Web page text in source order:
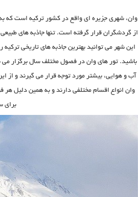
وان، شهری جزیره ای واقع در کشور ترکیه است که
از گردشگران قرار گرفته است. تنها جاذبه های
این شهر می توانید بهترین جاذبه های تاریخی
باشید. تور های وان در فصول مختلف سال برگزار می
آب و هوایی، بیشتر مورد توجه قرار می گیرند و از
وان انواع اقسام مختلفی دارند و به همین دلیل هر
برای